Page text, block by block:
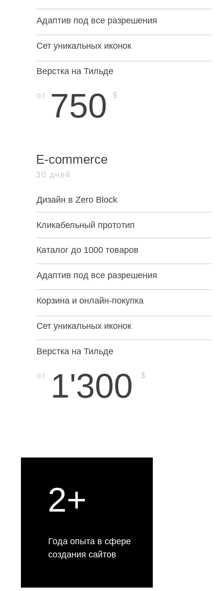
E-commerce
30 дней
Дизайн в Zero Block
Кликабельный прототип
Каталог до 1000 товаров
Адаптив под все разрешения
Корзина и онлайн-покупка
Сет уникальных иконок
Верстка на Тильде
от $
1'300
Адаптив под все разрешения
Сет уникальных иконок
Верстка на Тильде
от $
750
2+
Года опыта в сфере
создания сайтов